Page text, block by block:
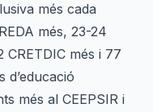
més cada
més, 23-24
CRETDIC més i 77
d’educació
més al CEEPSIR i